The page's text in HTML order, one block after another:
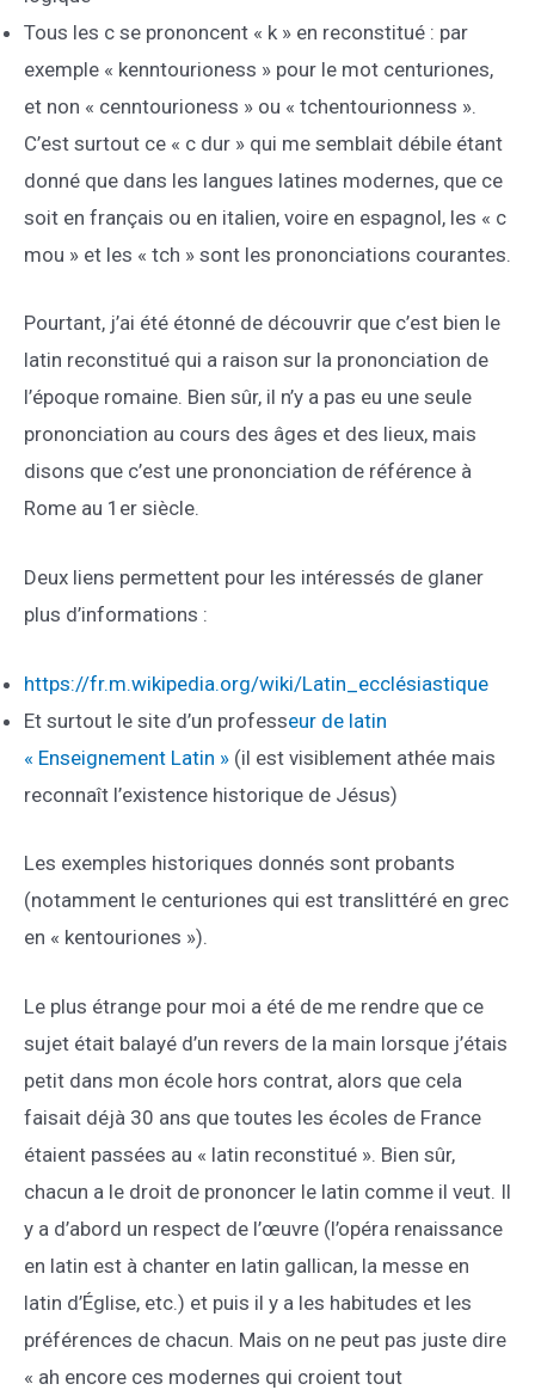
Tous les c se prononcent « k » en reconstitué : par
exemple « kenntourioness » pour le mot centuriones,
et non « cenntourioness » ou « tchentourionness ».
C’est surtout ce « c dur » qui me semblait débile étant
donné que dans les langues latines modernes, que ce
soit en français ou en italien, voire en espagnol, les « c
mou » et les « tch » sont les prononciations courantes.
Pourtant, j’ai été étonné de découvrir que c’est bien le
latin reconstitué qui a raison sur la prononciation de
l’époque romaine. Bien sûr, il n’y a pas eu une seule
prononciation au cours des âges et des lieux, mais
disons que c’est une prononciation de référence à
Rome au 1er siècle.
Deux liens permettent pour les intéressés de glaner
plus d’informations :
https://fr.m.wikipedia.org/wiki/Latin_ecclésiastique
Et surtout le site d’un professeur de latin
« Enseignement Latin » (il est visiblement athée mais
reconnaît l’existence historique de Jésus)
Les exemples historiques donnés sont probants
(notamment le centuriones qui est translittéré en grec
en « kentouriones »).
Le plus étrange pour moi a été de me rendre que ce
sujet était balayé d’un revers de la main lorsque j’étais
petit dans mon école hors contrat, alors que cela
faisait déjà 30 ans que toutes les écoles de France
étaient passées au « latin reconstitué ». Bien sûr,
chacun a le droit de prononcer le latin comme il veut. Il
y a d’abord un respect de l’œuvre (l’opéra renaissance
en latin est à chanter en latin gallican, la messe en
latin d’Église, etc.) et puis il y a les habitudes et les
préférences de chacun. Mais on ne peut pas juste dire
« ah encore ces modernes qui croient tout